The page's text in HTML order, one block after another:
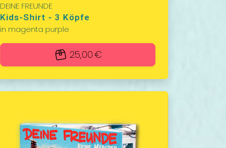
DEINE FREUNDE
Kids-Shirt - 3 Köpfe
in magenta purple
25,00 €